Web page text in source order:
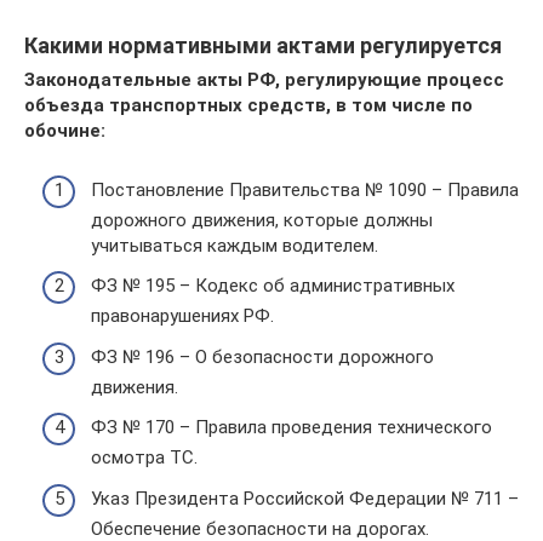
Какими нормативными актами регулируется
Законодательные акты РФ, регулирующие процесс
объезда транспортных средств, в том числе по
обочине:
Постановление Правительства № 1090 – Правила
дорожного движения, которые должны
учитываться каждым водителем.
ФЗ № 195 – Кодекс об административных
правонарушениях РФ.
ФЗ № 196 – О безопасности дорожного
движения.
ФЗ № 170 – Правила проведения технического
осмотра ТС.
Указ Президента Российской Федерации № 711 –
Обеспечение безопасности на дорогах.